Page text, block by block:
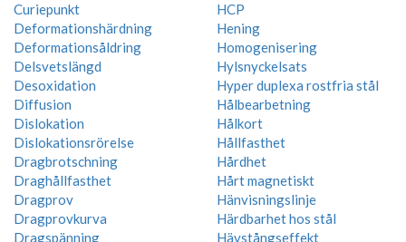
Curiepunkt
Deformationshärdning
Deformationsåldring
Delsvetslängd
Desoxidation
Diffusion
Dislokation
Dislokationsrörelse
Dragbrotschning
Draghållfasthet
Dragprov
Dragprovkurva
Dragspänning
HCP
Hening
Homogenisering
Hylsnyckelsats
Hyper duplexa rostfria stål
Hålbearbetning
Hålkort
Hållfasthet
Hårdhet
Hårt magnetiskt
Hänvisningslinje
Härdbarhet hos stål
Hävstångseffekt